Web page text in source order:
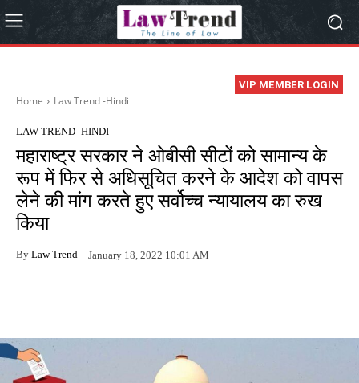
VIP MEMBER LOGIN
Home Law Trend -Hindi
LAW TREND -HINDI
महाराष्ट्र सरकार ने ओबीसी सीटों को सामान्य के
रूप में फिर से अधिसूचित करने के आदेश को वापस
लेने की मांग करते हुए सर्वोच्च न्यायालय का रुख
किया
By Law Trend January 18, 2022 10:01 AM